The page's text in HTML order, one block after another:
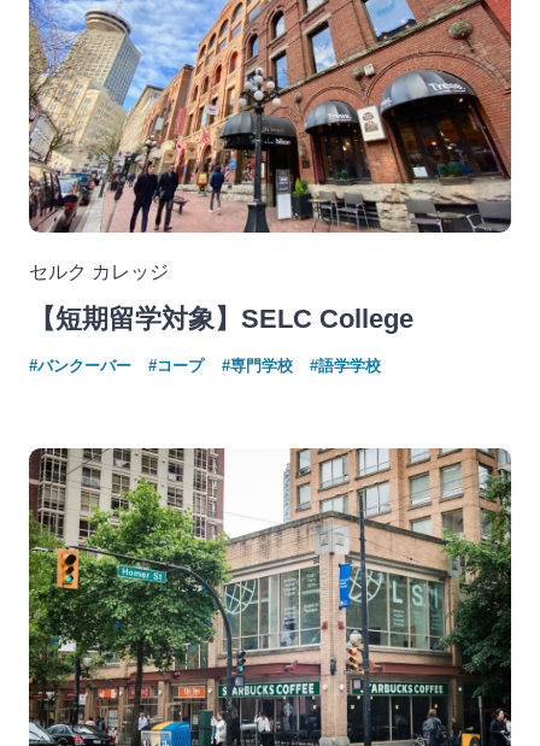
セルク カレッジ
【短期留学対象】SELC College
#バンクーバー #コープ #専門学校 #語学学校